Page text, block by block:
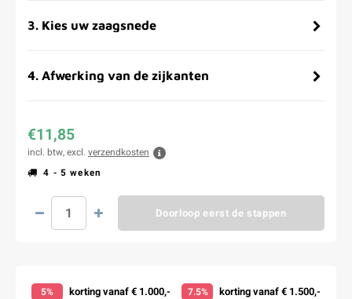
3. Kies uw zaagsnede
4. Afwerking van de zijkanten
€11,85
incl. btw, excl. verzendkosten
4 - 5 weken
Doorloop eerst de stappen
5% korting vanaf € 1.000,- 7.5% korting vanaf € 1.500,-